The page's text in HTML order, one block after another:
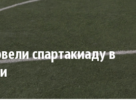
спартакиаду в